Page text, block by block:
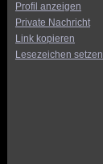
Profil anzeigen
Private Nachricht
Link kopieren
Lesezeichen setzen